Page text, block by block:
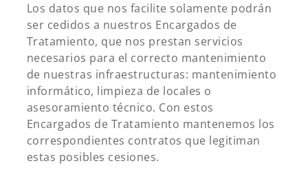
Los datos que nos facilite solamente podrán
ser cedidos a nuestros Encargados de
Tratamiento, que nos prestan servicios
necesarios para el correcto mantenimiento
de nuestras infraestructuras: mantenimiento
informático, limpieza de locales o
asesoramiento técnico. Con estos
Encargados de Tratamiento mantenemos los
correspondientes contratos que legitiman
estas posibles cesiones.